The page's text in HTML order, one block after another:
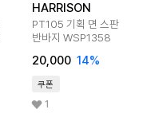
HARRISON
PT105 기획 면 스판
반바지 WSP1358
20,000 14%
쿠폰
1